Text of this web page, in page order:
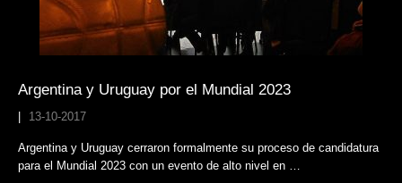
Argentina y Uruguay por el Mundial 2023
13-10-2017
Argentina y Uruguay cerraron formalmente su proceso de candidatura
para el Mundial 2023 con un evento de alto nivel en …